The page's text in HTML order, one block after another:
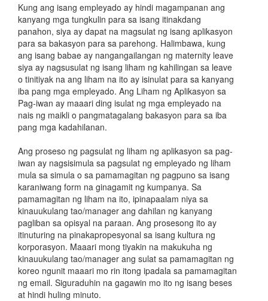
Kung ang isang empleyado ay hindi magampanan ang
kanyang mga tungkulin para sa isang itinakdang
panahon, siya ay dapat na magsulat ng isang aplikasyon
para sa bakasyon para sa parehong. Halimbawa, kung
ang isang babae ay nangangailangan ng maternity leave
siya ay nagsusulat ng isang liham ng kahilingan sa leave
o tinitiyak na ang liham na ito ay isinulat para sa kanyang
iba pang mga empleyado. Ang Liham ng Aplikasyon sa
Pag-iwan ay maaari ding isulat ng mga empleyado na
nais ng maikli o pangmatagalang bakasyon para sa iba
pang mga kadahilanan.
Ang proseso ng pagsulat ng liham ng aplikasyon sa pag-
iwan ay nagsisimula sa pagsulat ng empleyado ng liham
mula sa simula o sa pamamagitan ng pagpuno sa isang
karaniwang form na ginagamit ng kumpanya. Sa
pamamagitan ng liham na ito, ipinapaalam niya sa
kinauukulang tao/manager ang dahilan ng kanyang
pagliban sa opisyal na paraan. Ang prosesong ito ay
itinuturing na pinakapropesyonal sa isang kultura ng
korporasyon. Maaari mong tiyakin na makukuha ng
kinauukulang tao/manager ang sulat sa pamamagitan ng
koreo ngunit maaari mo rin itong ipadala sa pamamagitan
ng email. Siguraduhin na gagawin mo ito ng isang beses
at hindi huling minuto.